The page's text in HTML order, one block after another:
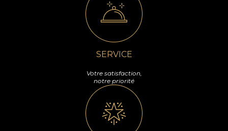
SERVICE
Votre satisfaction,
notre priorité